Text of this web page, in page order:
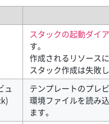
スタックの起動ダイ
す。
作成されるリソース
スタック作成は失敗し
ュ
テンプレートのプレ
環境ファイルを読み
ます。